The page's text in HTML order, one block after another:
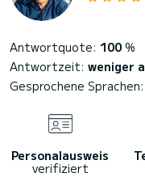
Antwortquote: 100 %
Antwortzeit: weniger
Gesprochene Sprachen:
Personalausweis
verifiziert